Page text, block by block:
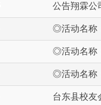
公告翔霖公
◎活动名称
◎活动名称
◎活动名称
台东县校友